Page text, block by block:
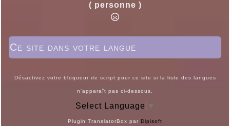
( personne )
Ce site dans votre langue
Désactivez votre bloqueur de script pour ce site si la liste des langues
n'apparaît pas ci-dessous.
Select Language ▼
Plugin TranslatorBox par Dipisoft